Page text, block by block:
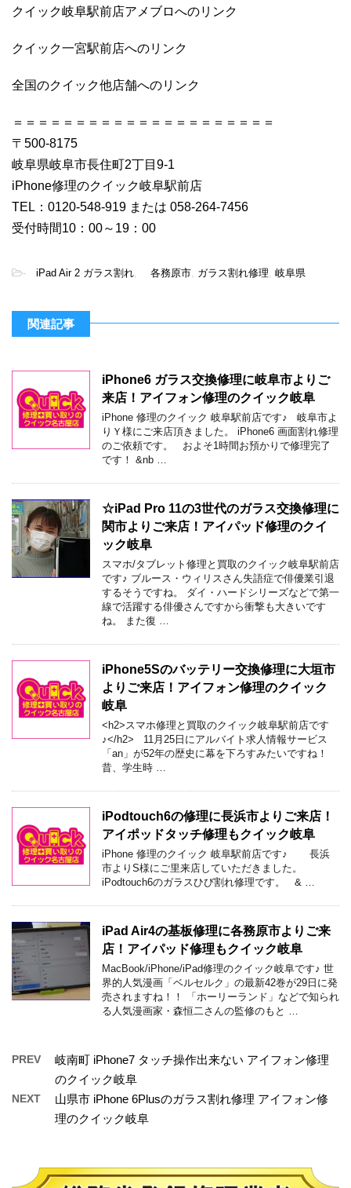
クイック岐阜駅前店アメブロへのリンク
クイック一宮駅前店へのリンク
全国のクイック他店舗へのリンク
＝＝＝＝＝＝＝＝＝＝＝＝＝＝＝＝＝＝＝＝＝
〒500-8175
岐阜県岐阜市長住町2丁目9-1
iPhone修理のクイック岐阜駅前店
TEL：0120-548-919 または 058-264-7456
受付時間10：00～19：00
- iPad Air 2 ガラス割れ 各務原市 ガラス割れ修理 岐阜県
関連記事
iPhone6 ガラス交換修理に岐阜市よりご
来店！アイフォン修理のクイック岐阜
iPhone 修理のクイック 岐阜駅前店です♪ 岐阜市よ
りＹ様にご来店頂きました。 iPhone6 画面割れ修理
のご依頼です。 およそ1時間お預かりで修理完了
です！ &nb …
☆iPad Pro 11の3世代のガラス交換修理に
関市よりご来店！アイパッド修理のクイ
ック岐阜
スマホ/タブレット修理と買取のクイック岐阜駅前店
です♪ ブルース・ウィリスさん失語症で俳優業引退
するそうですね。 ダイ・ハードシリーズなどで第一
線で活躍する俳優さんですから衝撃も大きいです
ね。 また復 …
iPhone5Sのバッテリー交換修理に大垣市
よりご来店！アイフォン修理のクイック
岐阜
<h2>スマホ修理と買取のクイック岐阜駅前店です
♪</h2> 11月25日にアルバイト求人情報サービス
「an」が52年の歴史に幕を下ろすみたいですね！
昔、学生時 …
iPodtouch6の修理に長浜市よりご来店！
アイポッドタッチ修理もクイック岐阜
iPhone 修理のクイック 岐阜駅前店です♪ 長浜
市よりS様にご里来店していただきました。
iPodtouch6のガラスひび割れ修理です。 & …
iPad Air4の基板修理に各務原市よりご来
店！アイパッド修理もクイック岐阜
MacBook/iPhone/iPad修理のクイック岐阜です♪ 世
界的人気漫画「ベルセルク」の最新42巻が29日に発
売されますね！！ 「ホーリーランド」などで知られ
る人気漫画家・森恒二さんの監修のもと …
PREV
岐南町 iPhone7 タッチ操作出来ない アイフォン修理
のクイック岐阜
NEXT
山県市 iPhone 6Plusのガラス割れ修理 アイフォン修
理のクイック岐阜